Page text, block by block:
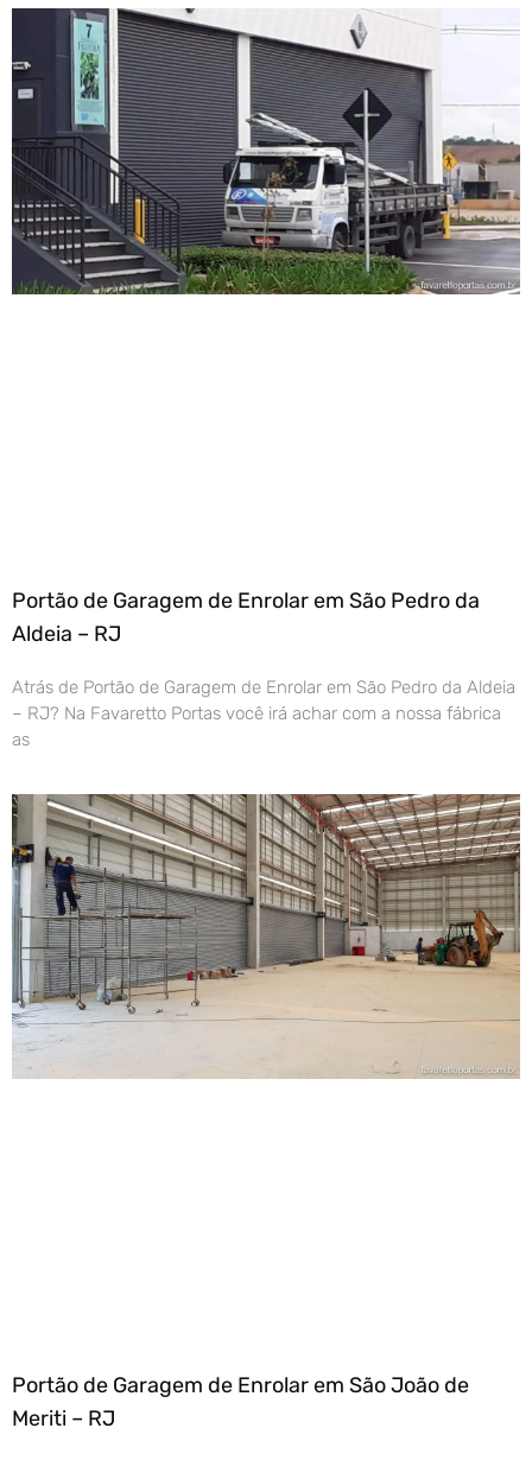
Portão de Garagem de Enrolar em São Pedro da
Aldeia – RJ
Atrás de Portão de Garagem de Enrolar em São Pedro da Aldeia
– RJ? Na Favaretto Portas você irá achar com a nossa fábrica
as
Portão de Garagem de Enrolar em São João de
Meriti – RJ